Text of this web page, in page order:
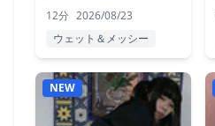
12分 2026/08/23
ウェット＆メッシー
NEW